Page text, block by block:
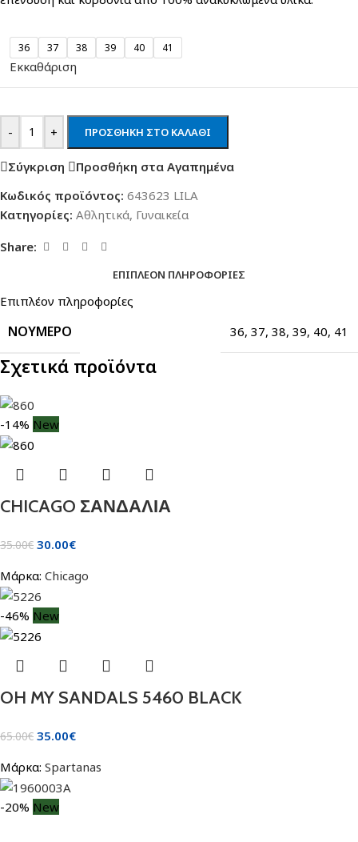
36 37 38 39 40 41
Εκκαθάριση
- + ΠΡΟΣΘΉΚΗ ΣΤΟ ΚΑΛΆΘΙ
Σύγκριση
Προσθήκη στα Αγαπημένα
Κωδικός προϊόντος: 643623 LILA
Κατηγορίες: Αθλητικά, Γυναικεία
Share:
ΕΠΙΠΛΈΟΝ ΠΛΗΡΟΦΟΡΊΕΣ
Επιπλέον πληροφορίες
ΝΟΎΜΕΡΟ 36, 37, 38, 39, 40, 41
Σχετικά προϊόντα
-14% New
CHICAGO ΣΑΝΔΑΛΙΑ
35.00€ 30.00€
Μάρκα: Chicago
-46% New
OH MY SANDALS 5460 BLACK
65.00€ 35.00€
Μάρκα: Spartanas
-20% New